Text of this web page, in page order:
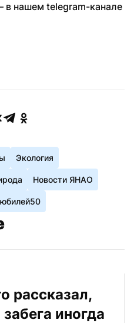
Экология
Новости ЯНАО
рассказал,
иногда